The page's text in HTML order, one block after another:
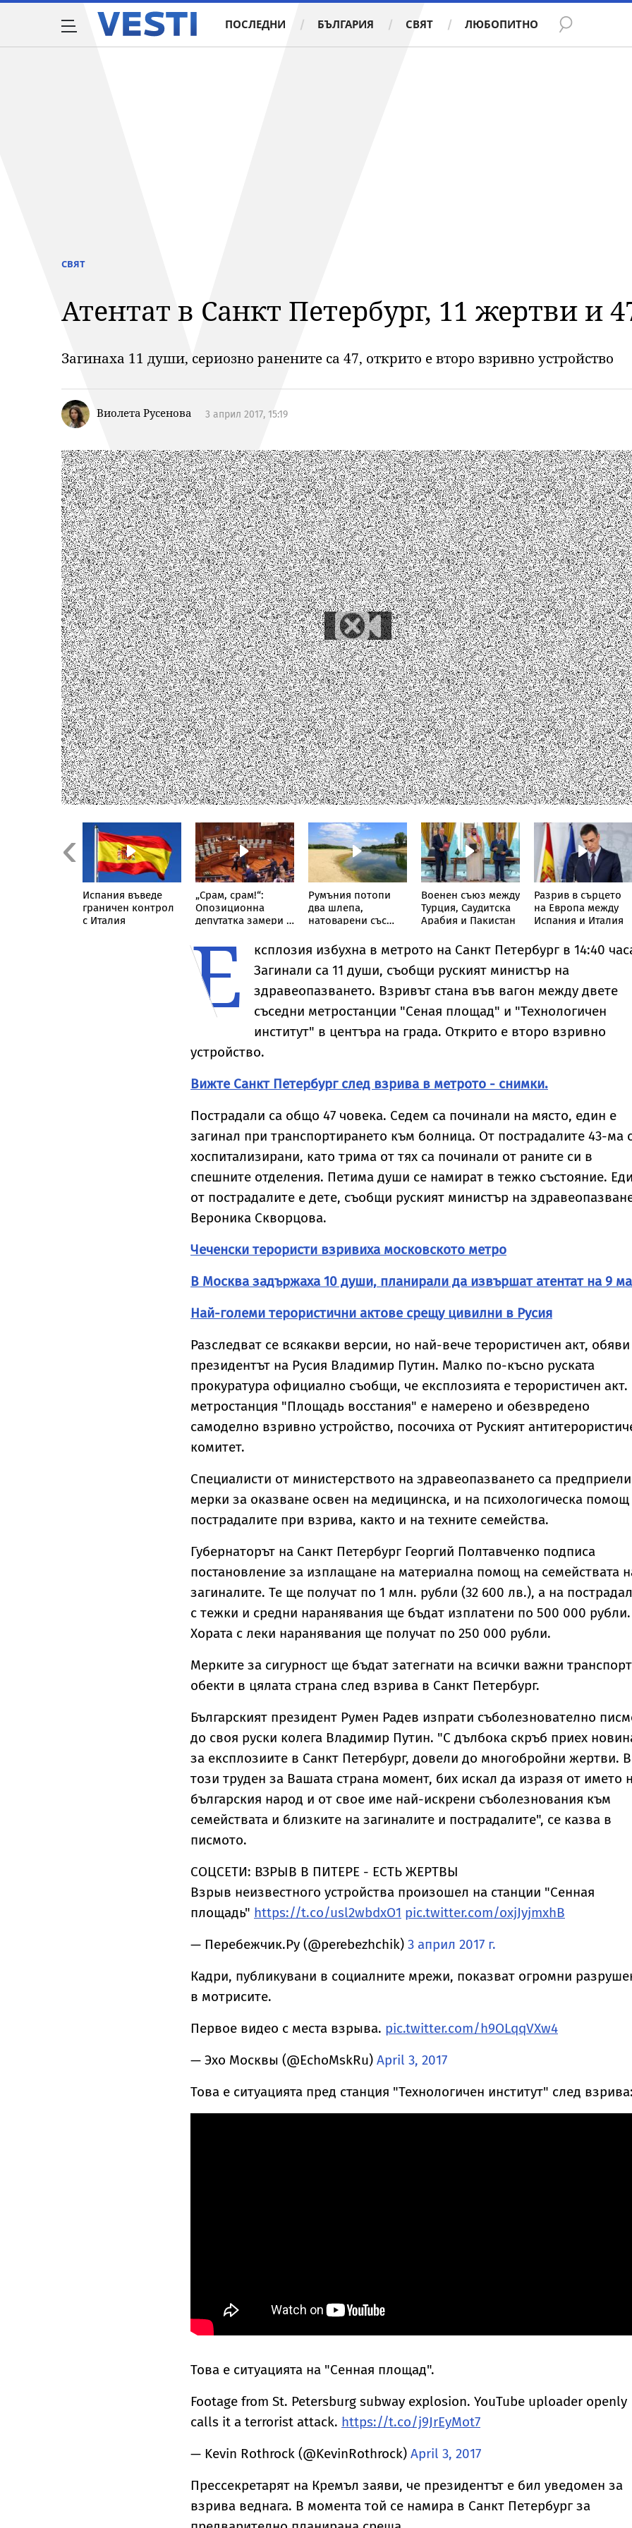
ПОСЛЕДНИ БЪЛГАРИЯ СВЯТ ЛЮБОПИТНО
СВЯТ
Атентат в Санкт Петербург, 11 жертви и
Загинаха 11 души, сериозно ранените са 47, открито е второ взривно устройство
Виолета Русенова 3 април 2017, 15:19
Previous
Испания въведе
граничен контрол
с Италия
„Срам, срам!“:
Опозиционна
депутатка замери с
Косово
Румъния потопи
два шлепа,
натоварени със
Военен съюз между
Турция, Саудитска
Арабия и Пакистан
Разрив в сърцето
на Европа между
Испания и Италия
Е
ксплозия избухна в метрото на Санкт Петербург в 14:40
Загинали са 11 души, съобщи руският министър на
здравеопазването. Взривът стана във вагон между двете
съседни метростанции "Сеная площад" и "Технологичен
институт" в центъра на града. Открито е второ взривно
устройство.
Вижте Санкт Петербург след взрива в метрото - снимки.
Пострадали са общо 47 човека. Седем са починали на място, един е
загинал при транспортирането към болница. От пострадалите 43-ма
хоспитализирани, като трима от тях са починали от раните си в
спешните отделения. Петима души се намират в тежко състояние.
от пострадалите е дете, съобщи руският министър на
Вероника Скворцова.
Чеченски терористи взривиха московското метро
В Москва задържаха 10 души, планирали да извършат атентат на 9
Най-големи терористични актове срещу цивилни в Русия
Разследват се всякакви версии, но най-вече терористичен акт, обяви
президентът на Русия Владимир Путин. Малко по-късно руската
прокуратура официално съобщи, че експлозията е терористичен
метростанция "Площадь восстания" е намерено и обезвредено
самоделно взривно устройство, посочиха от Руският
комитет.
Специалисти от министерството на здравеопазването са предприели
мерки за оказване освен на медицинска, и на психологическа помощ
пострадалите при взрива, както и на техните семейства.
Губернаторът на Санкт Петербург Георгий Полтавченко подписа
постановление за изплащане на материална помощ на семействата
загиналите. Те ще получат по 1 млн. рубли (32 600 лв.), а на
с тежки и средни наранявания ще бъдат изплатени по 500 000 рубли.
Хората с леки наранявания ще получат по 250 000 рубли.
Мерките за сигурност ще бъдат затегнати на всички важни
обекти в цялата страна след взрива в Санкт Петербург.
Българският президент Румен Радев изпрати съболезнователно
до своя руски колега Владимир Путин. "С дълбока скръб приех
за експлозиите в Санкт Петербург, довели до многобройни жертви. В
този труден за Вашата страна момент, бих искал да изразя от името
българския народ и от свое име най-искрени съболезнования към
семействата и близките на загиналите и пострадалите", се казва в
писмото.
СОЦСЕТИ: ВЗРЫВ В ПИТЕРЕ - ЕСТЬ ЖЕРТВЫ
Взрыв неизвестного устройства произошел на станции "Сенная
площадь" https://t.co/usl2wbdxO1 pic.twitter.com/oxjJyjmxhB
— Перебежчик.Ру (@perebezhchik) 3 април 2017 г.
Кадри, публикувани в социалните мрежи, показват огромни
в мотрисите.
Первое видео с места взрыва. pic.twitter.com/h9OLqqVXw4
— Эхо Москвы (@EchoMskRu) April 3, 2017
Това е ситуацията пред станция "Технологичен институт" след взрива:
Това е ситуацията на "Сенная площад".
Footage from St. Petersburg subway explosion. YouTube uploader openly
calls it a terrorist attack. https://t.co/j9JrEyMot7
— Kevin Rothrock (@KevinRothrock) April 3, 2017
Прессекретарят на Кремъл заяви, че президентът е бил уведомен за
взрива веднага. В момента той се намира в Санкт Петербург за